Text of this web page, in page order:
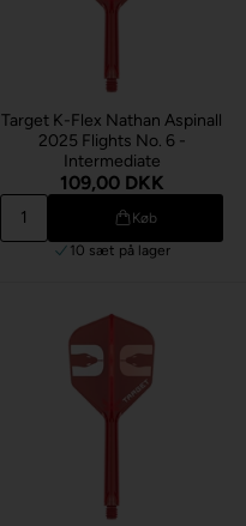
Target K-Flex Nathan Aspinall
2025 Flights No. 6 -
Intermediate
109,00 DKK
Køb
10 sæt på lager